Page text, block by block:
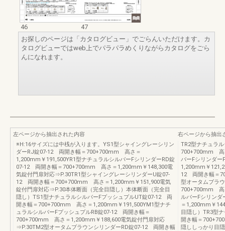
46
47
お探しのページは「カタログビュー」でごらんいただけます。カ
タログビューではweb上でパラパラめくりながらカタログをごら
んになれます。
左ページから抽出された内容
※H:16サイズには中桟が入ります。YS1型シャイングレーシリン
ダーRJ錠07-12 両開き幅＝700+700mm 高さ＝
1,200mm￥191,500YR1型ナチュラルシルバーFシリンダーRD錠
07-12 両開き幅＝700+700mm 高さ＝1,200mm￥148,300電
気錠付門扉対応⇒P.30TR1型シャイングレーシリンダーU錠07-
12 両開き幅＝700+700mm 高さ＝1,200mm￥151,900電気
錠付門扉対応⇒P.30本体断面（完全目隠し）本体断面（完全目
隠し）TS1型ナチュラルシルバーFプッシュプルUT錠07-12 両
開き幅＝700+700mm 高さ＝1,200mm￥191,500YM1型ナチ
ュラルシルバーFプッシュプルRB錠07-12 両開き幅＝
700+700mm 高さ＝1,200mm￥188,600電気錠付門扉対応
⇒P.30TM2型オータムブラウンシリンダーRD錠07-12 両開き幅
右ページから抽出
TR2型ナチュラ
700+700mm 高
バーFシリンダ
1,200mm￥
12 両開き幅＝
型オータムブラ
700+700mm 高
ルバーFシリン
＝1,200mm￥
目隠し）TR3型
開き幅＝
隠ししっかり目